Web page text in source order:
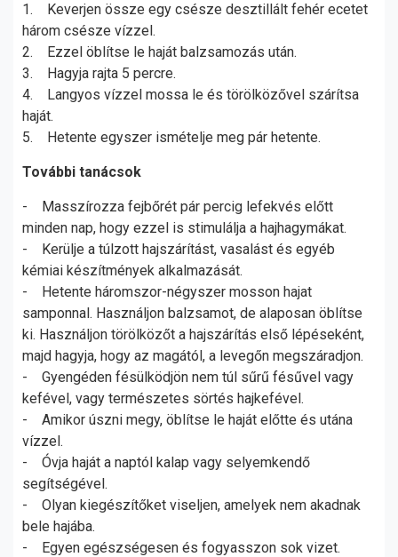
1. Keverjen össze egy csésze desztillált fehér ecetet
három csésze vízzel.
2. Ezzel öblítse le haját balzsamozás után.
3. Hagyja rajta 5 percre.
4. Langyos vízzel mossa le és törölközővel szárítsa
haját.
5. Hetente egyszer ismételje meg pár hetente.
További tanácsok
- Masszírozza fejbőrét pár percig lefekvés előtt
minden nap, hogy ezzel is stimulálja a hajhagymákat.
- Kerülje a túlzott hajszárítást, vasalást és egyéb
kémiai készítmények alkalmazását.
- Hetente háromszor-négyszer mosson hajat
samponnal. Használjon balzsamot, de alaposan öblítse
ki. Használjon törölközőt a hajszárítás első lépéseként,
majd hagyja, hogy az magától, a levegőn megszáradjon.
- Gyengéden fésülködjön nem túl sűrű fésűvel vagy
kefével, vagy természetes sörtés hajkefével.
- Amikor úszni megy, öblítse le haját előtte és utána
vízzel.
- Óvja haját a naptól kalap vagy selyemkendő
segítségével.
- Olyan kiegészítőket viseljen, amelyek nem akadnak
bele hajába.
- Egyen egészségesen és fogyasszon sok vizet.